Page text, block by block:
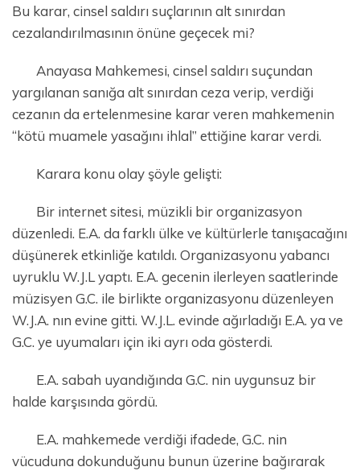
Bu karar, cinsel saldırı suçlarının alt sınırdan
cezalandırılmasının önüne geçecek mi?
Anayasa Mahkemesi, cinsel saldırı suçundan
yargılanan sanığa alt sınırdan ceza verip, verdiği
cezanın da ertelenmesine karar veren mahkemenin
“kötü muamele yasağını ihlal” ettiğine karar verdi.
Karara konu olay şöyle gelişti:
Bir internet sitesi, müzikli bir organizasyon
düzenledi. E.A. da farklı ülke ve kültürlerle tanışacağını
düşünerek etkinliğe katıldı. Organizasyonu yabancı
uyruklu W.J.L yaptı. E.A. gecenin ilerleyen saatlerinde
müzisyen G.C. ile birlikte organizasyonu düzenleyen
W.J.A. nın evine gitti. W.J.L. evinde ağırladığı E.A. ya ve
G.C. ye uyumaları için iki ayrı oda gösterdi.
E.A. sabah uyandığında G.C. nin uygunsuz bir
halde karşısında gördü.
E.A. mahkemede verdiği ifadede, G.C. nin
vücuduna dokunduğunu bunun üzerine bağırarak